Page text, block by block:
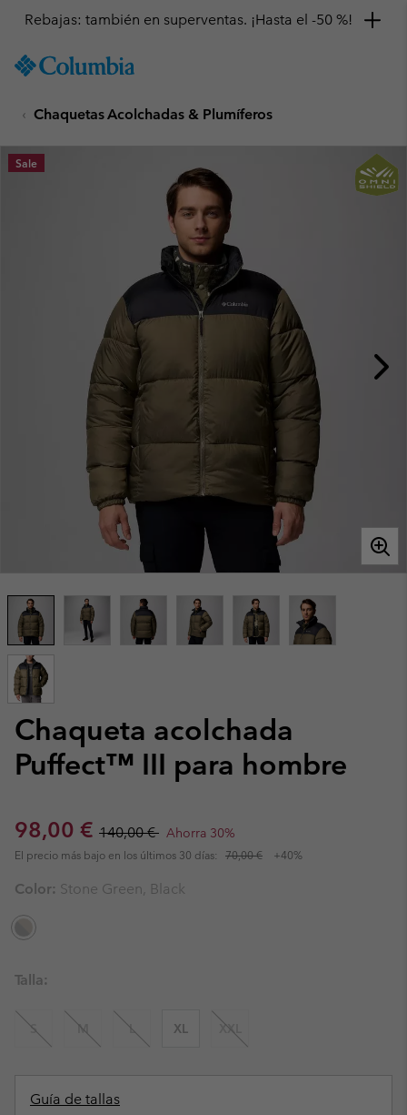
TO
SKIP
MAIN
NAV
Rebajas: también en superventas. ¡Hasta el -50 %!
Chaquetas Acolchadas & Plumíferos
Chaqueta acolchada
Puffect™ III para hombre
Sale price:
98,00 € Regular price:
140,00 € Ahorra 30%
El precio más bajo en los últimos 30 días: 70,00 € +40%
Sale
Color: Stone Green, Black
Talla:
S M L XL XXL
Guía de tallas